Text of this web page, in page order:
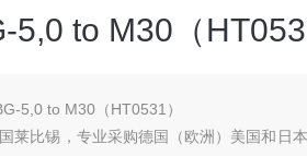
to M30（
5,0 to M30（HT0531）
莱比锡，专业采购德国（欧洲）美国和日